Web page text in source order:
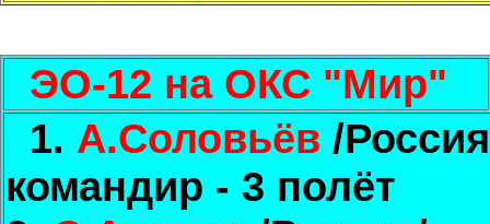
ЭО-12 на ОКС "Мир"
1. А.Соловьёв /
командир - 3 полёт